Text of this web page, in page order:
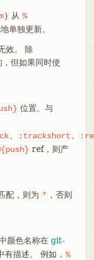
) 从 %
单独更新。
效。 除
但如果同时使
位置。与
:trackshort
ref，则产
配，则为 * ，否则
颜色名称在 git-
有描述。 例如， %